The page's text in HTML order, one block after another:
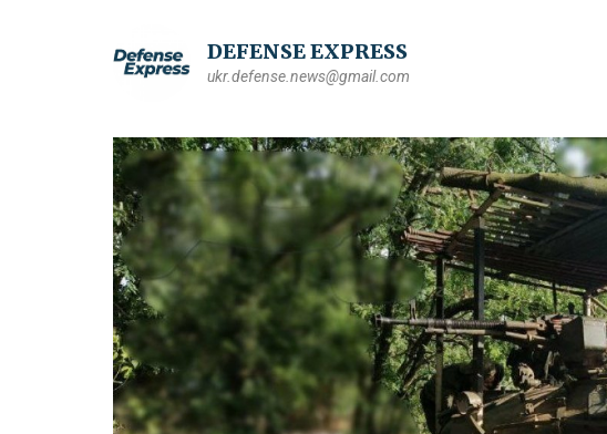
DEFENSE EXPRESS
ukr.defense.news@gmail.com